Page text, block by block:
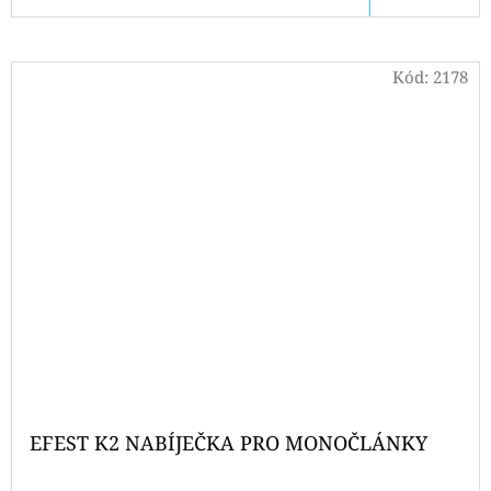
EFEST K2 NABÍJEČKA PRO MONOČLÁNKY
Kód: 2178